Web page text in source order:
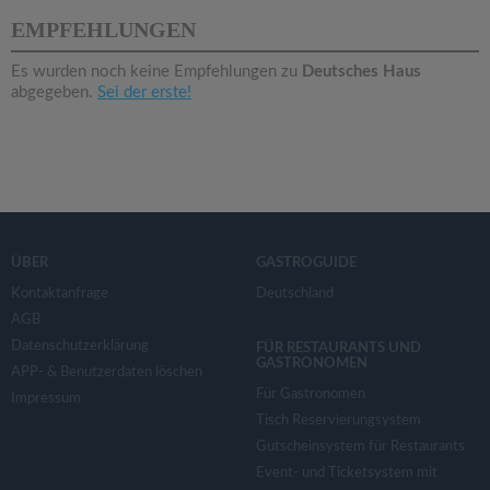
EMPFEHLUNGEN
Es wurden noch keine Empfehlungen zu Deutsches Haus
abgegeben. Sei der erste!
ÜBER
Kontaktanfrage
AGB
Datenschutzerklärung
APP- & Benutzerdaten löschen
Impressum
GASTROGUIDE
Deutschland
FÜR RESTAURANTS UND
GASTRONOMEN
Für Gastronomen
Tisch Reservierungsystem
Gutscheinsystem für Restaurants
Event- und Ticketsystem mit
i
o
n